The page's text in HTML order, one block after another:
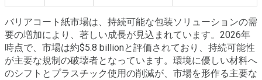
バリアコート紙市場は、持続可能な包装ソリューションの需
要の増加により、著しい成長が見込まれています。2026年
時点で、市場は約$5.8 billionと評価されており、持続可能性
が主要な規制の破壊者となっています。環境に優しい材料へ
のシフトとプラスチック使用の削減が、市場を形作る主要な